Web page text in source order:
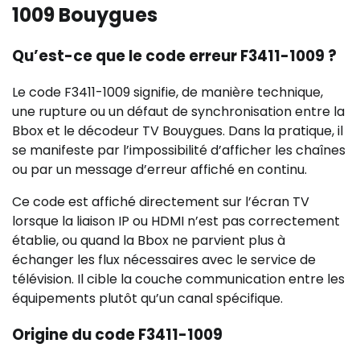
1009 Bouygues
Qu’est-ce que le code erreur F3411-1009 ?
Le code F3411-1009 signifie, de manière technique,
une rupture ou un défaut de synchronisation entre la
Bbox et le décodeur TV Bouygues. Dans la pratique, il
se manifeste par l’impossibilité d’afficher les chaînes
ou par un message d’erreur affiché en continu.
Ce code est affiché directement sur l’écran TV
lorsque la liaison IP ou HDMI n’est pas correctement
établie, ou quand la Bbox ne parvient plus à
échanger les flux nécessaires avec le service de
télévision. Il cible la couche communication entre les
équipements plutôt qu’un canal spécifique.
Origine du code F3411-1009